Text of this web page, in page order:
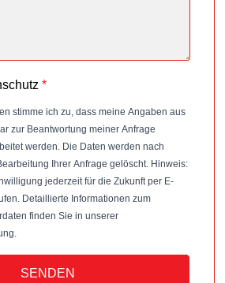
*
stimme ich zu, dass meine Angaben aus
zur Beantwortung meiner Anfrage
werden. Die Daten werden nach
Ihrer Anfrage gelöscht. Hinweis:
jederzeit für die Zukunft per E-
Detaillierte Informationen zum
finden Sie in unserer
SENDEN